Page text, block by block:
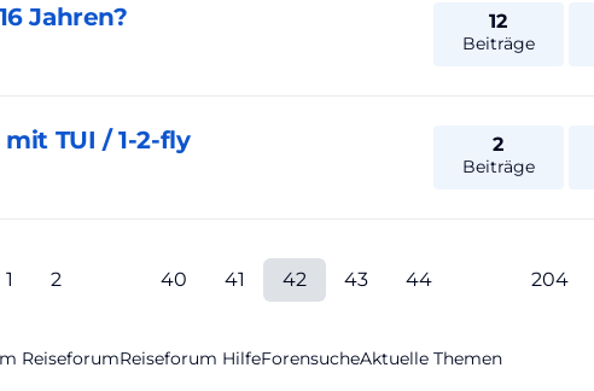
Jahren? 12
Beiträge
TUI / 1-2-fly 2
Beiträge
1 2 40 41 42 43 44 204
ReiseforumReiseforum HilfeForensucheAktuelle Themen